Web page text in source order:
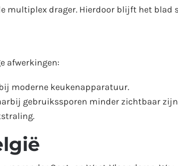
multiplex drager. Hierdoor blijft het blad
afwerkingen:
moderne keukenapparatuur.
gebruikssporen minder zichtbaar